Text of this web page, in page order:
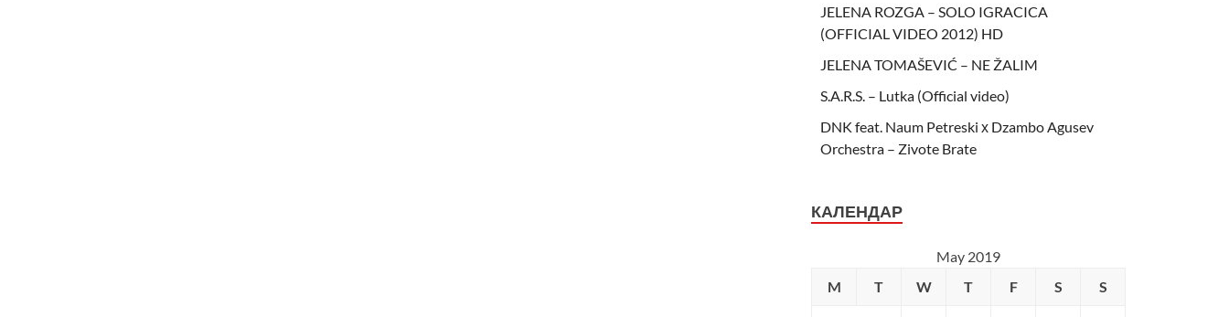
JELENA ROZGA – SOLO IGRACICA
(OFFICIAL VIDEO 2012) HD
JELENA TOMAŠEVIĆ – NE ŽALIM
S.A.R.S. – Lutka (Official video)
DNK feat. Naum Petreski х Dzambo Agusev
Orchestra – Zivote Brate
КАЛЕНДАР
May 2019
M
T W T F S S